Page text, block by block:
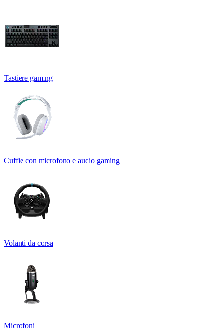
Tastiere gaming
Cuffie con microfono e audio gaming
Volanti da corsa
Microfoni